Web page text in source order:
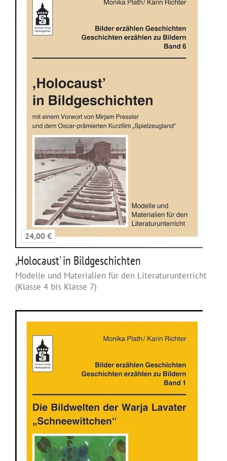
24,00 €
,Holocaust' in Bildgeschichten
Modelle und Materialien für den Literaturunterricht
(Klasse 4 bis Klasse 7)